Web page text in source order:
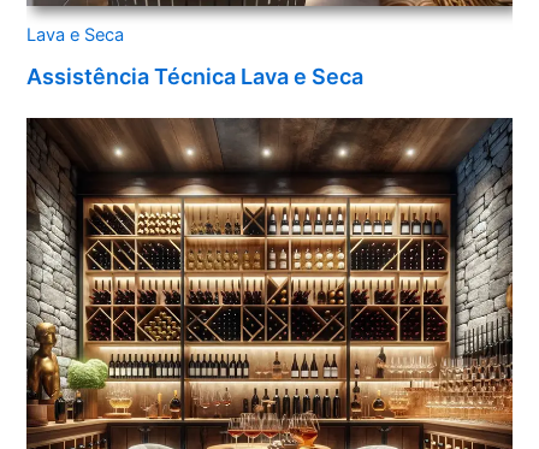
Lava e Seca
Assistência Técnica Lava e Seca